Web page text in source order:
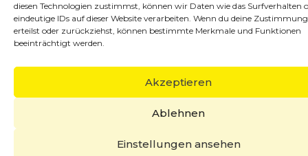
diesen Technologien zustimmst, können wir Daten wie das Surfverhalten
eindeutige IDs auf dieser Website verarbeiten. Wenn du deine
erteilst oder zurückziehst, können bestimmte Merkmale und Funktionen
beeinträchtigt werden.
Akzeptieren
Ablehnen
Einstellungen ansehen